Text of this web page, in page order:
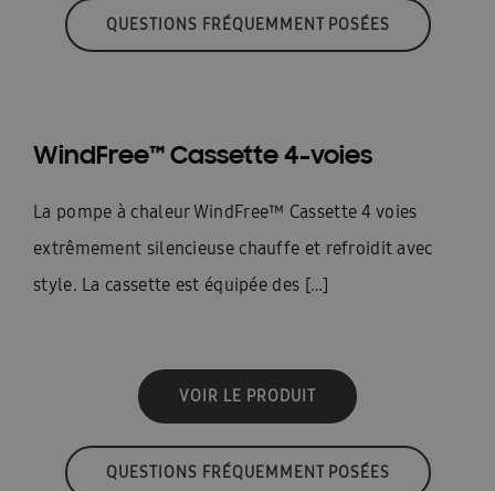
QUESTIONS FRÉQUEMMENT POSÉES
WindFree™ Cassette 4-voies
La pompe à chaleur WindFree™ Cassette 4 voies
extrêmement silencieuse chauffe et refroidit avec
style. La cassette est équipée des […]
VOIR LE PRODUIT
QUESTIONS FRÉQUEMMENT POSÉES